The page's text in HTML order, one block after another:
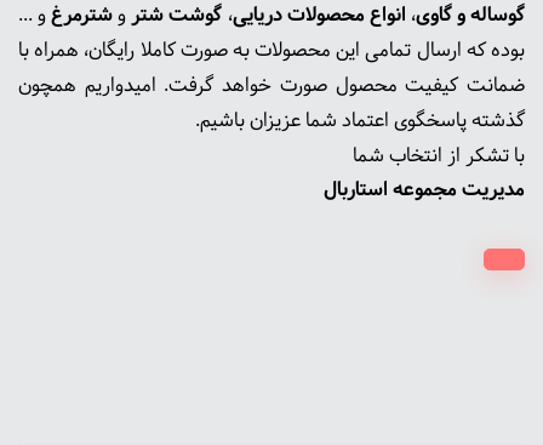
گوساله و گاوی، انواع محصولات دریایی، گوشت شتروشترمرغو ...
بوده که ارسال تمامی این محصولات به صورت کاملا رایگان، همراه با
ضمانت کیفیت محصول صورت خواهد گرفت. امیدواریم همچون
گذشته پاسخگوی اعتماد شما عزیزان باشیم.
با تشکر از انتخاب شما
مدیریت مجموعه استاربال